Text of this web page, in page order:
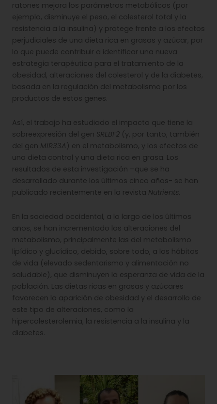
ratones mejora los parámetros metabólicos (por
ejemplo, disminuye el peso, el colesterol total y la
resistencia a la insulina) y protege frente a los efectos
perjudiciales de una dieta rica en grasas y azúcar, por
lo que puede contribuir a identificar una nueva
estrategia terapéutica para el tratamiento de la
obesidad, alteraciones del colesterol y de la diabetes,
basada en la regulación del metabolismo por los
productos de estos genes.
Así, el trabajo ha estudiado el impacto que tiene la
sobreexpresión del gen SREBF2 (y, por tanto, también
del gen MIR33A ) en el metabolismo, y los efectos de
una dieta control y una dieta rica en grasa. Los
resultados de esta investigación –que se ha
desarrollado durante los últimos cinco años- se han
publicado recientemente en la revista Nutrients.
En la sociedad occidental, a lo largo de los últimos
años, se han incrementado las alteraciones del
metabolismo, principalmente las del metabolismo
lipídico y glucídico, debido, sobre todo, a los hábitos
de vida (elevado sedentarismo y alimentación no
saludable), que disminuyen la esperanza de vida de la
población. Las dietas ricas en grasas y azúcares
favorecen la aparición de obesidad y el desarrollo de
este tipo de alteraciones, como la
hipercolesterolemia, la resistencia a la insulina y la
diabetes.